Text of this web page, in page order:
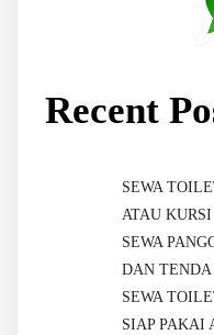
Recent
SEWA
ATAU
SEWA
DAN TENDA
SEWA
SIAP PAKAI